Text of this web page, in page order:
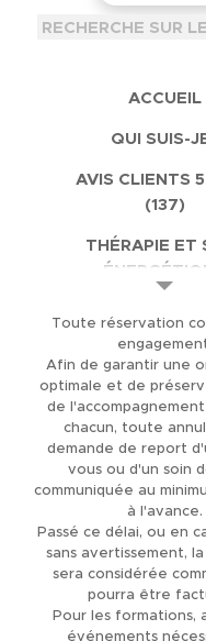
ACCUEIL
QUI SUIS-
AVIS CLIENTS
(137)
THÉRAPIE ET
MÉMOIRES
LIBÉRATION
MAGNÉTISME
BOUTIQUE EN
Toute réservation
Afin de garantir une
optimale et de
de
chacun, toute
demande de report
vous ou d'un soin
communiquée au
à l'avance.
Passé ce délai, ou en
sans avertissement,
sera considérée
pourra être
Pour les formations,
événements